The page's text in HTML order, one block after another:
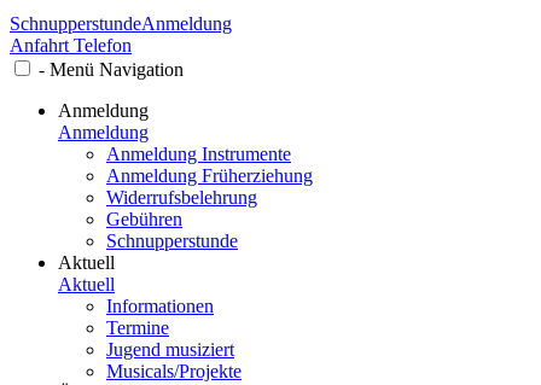
SchnupperstundeAnmeldung
Anfahrt Telefon
- Menü Navigation
Anmeldung
Anmeldung
Anmeldung Instrumente
Anmeldung Früherziehung
Widerrufsbelehrung
Gebühren
Schnupperstunde
Aktuell
Aktuell
Informationen
Termine
Jugend musiziert
Musicals/Projekte